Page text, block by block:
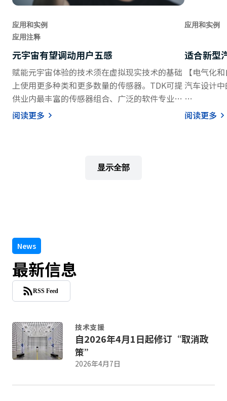
应用和实例
应用注释
元宇宙有望调动用户五感
赋能元宇宙体验的技术须在虚拟现实技术的基础
上使用更多种类和更多数量的传感器。TDK可提
供业内最丰富的传感器组合、广泛的软件专业知
识，并擅长传感器融合技术，可满足此类应用所
阅读更多
应用和实例
适合新型
【电气化
汽车设计
汽车生产
阅读更多
显示全部
News
最新信息
RSS Feed
技术支援
自2026年4月1日起修订“取消政
策”
2026年4月7日